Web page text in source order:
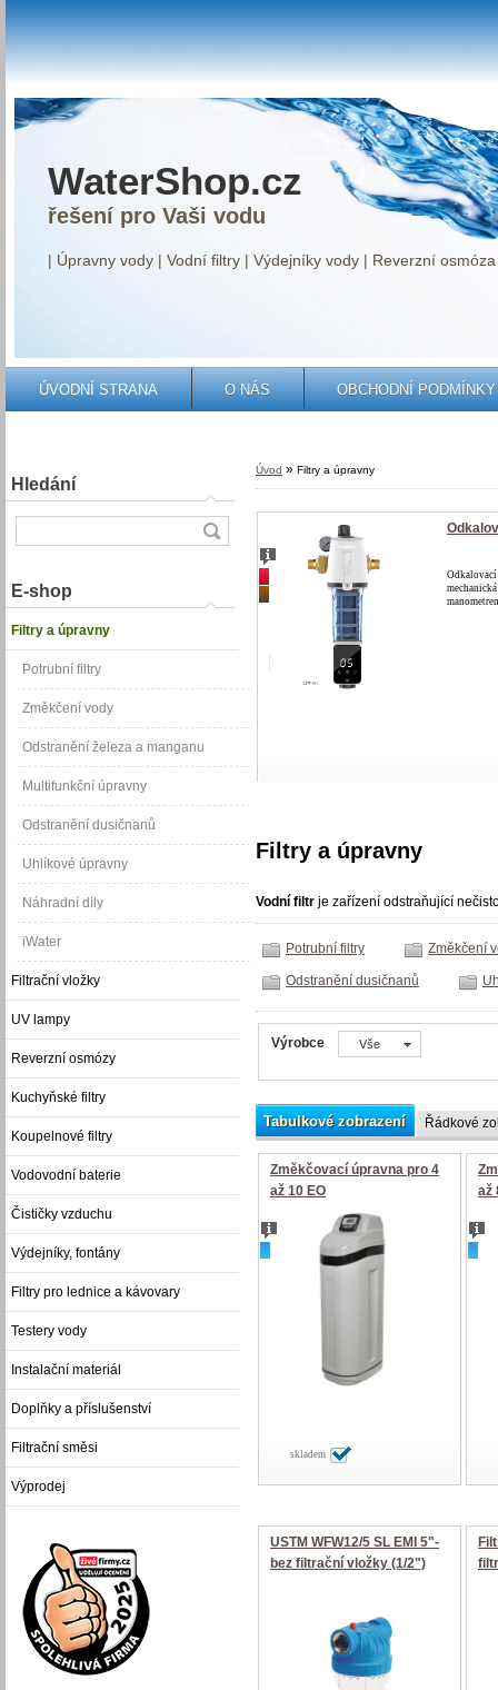
WaterShop.cz
řešení pro Vaši vodu
| Úpravny vody | Vodní filtry | Výdejníky vody | Reverzní
ÚVODNÍ STRANA O NÁS OBCHODNÍ PODMÍNKY
Hledání
E-shop
Filtry a úpravny
Potrubní filtry
Změkčení vody
Odstranění železa a manganu
Multifunkční úpravny
Odstranění dusičnanů
Uhlíkové úpravny
Náhradní díly
iWater
Filtrační vložky
UV lampy
Reverzní osmózy
Kuchyňské filtry
Koupelnové filtry
Vodovodní baterie
Čističky vzduchu
Výdejníky, fontány
Filtry pro lednice a kávovary
Testery vody
Instalační materiál
Doplňky a příslušenství
Filtrační směsi
Výprodej
Úvod » Filtry a úpravny
Odkalovací
doprava zdarma
Filtry a úpravny
Vodní filtr je zařízení odstraňující
Potrubní filtry Změkčení
Odstranění dusičnanů
Výrobce Vše
Tabulkové zobrazení Řádkové
Změkčovací úpravna pro 4
až 10 EO
skladem
až
USTM WFW12/5 SL EMI 5"-
bez filtrační vložky (1/2")